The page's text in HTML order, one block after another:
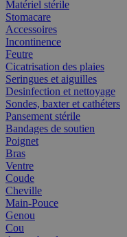
Matériel stérile
Stomacare
Accessoires
Incontinence
Feutre
Cicatrisation des plaies
Seringues et aiguilles
Desinfection et nettoyage
Sondes, baxter et cathéters
Pansement stérile
Bandages de soutien
Poignet
Bras
Ventre
Coude
Cheville
Main-Pouce
Genou
Cou